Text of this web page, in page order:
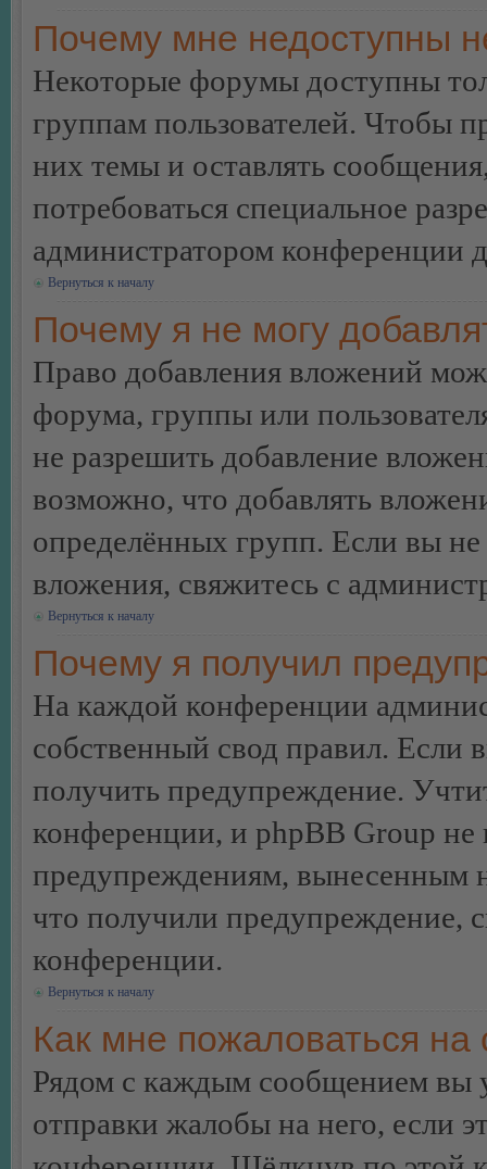
Почему мне недоступны
Некоторые форумы доступны
группам пользователей. Чтобы
них темы и оставлять
потребоваться специальное
администратором конференции
Вернуться к началу
Почему я не могу
Право добавления вложений
форума, группы или
не разрешить добавление
возможно, что добавлять
определённых групп. Если вы не
вложения, свяжитесь с
Вернуться к началу
Почему я получил
На каждой конференции
собственный свод правил.
получить предупреждение.
конференции, и phpBB Group не
предупреждениям, вынесенным
что получили предупреждение,
конференции.
Вернуться к началу
Как мне пожаловаться
Рядом с каждым сообщением вы
отправки жалобы на него, если